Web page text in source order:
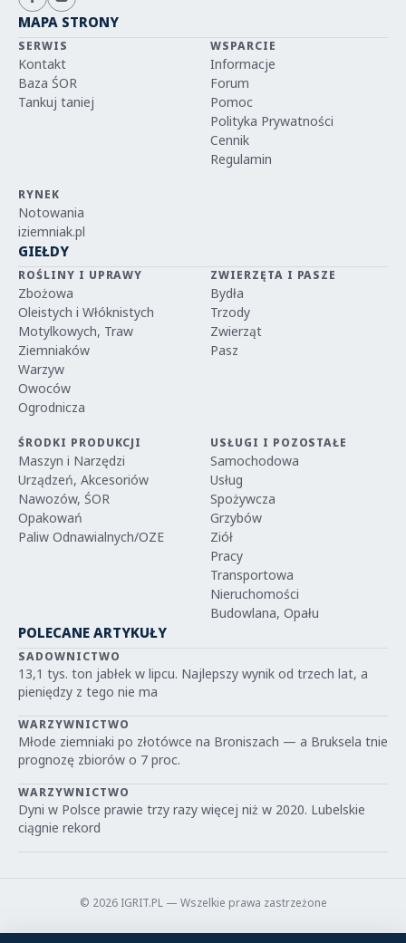
MAPA STRONY
SERWIS
Kontakt
Baza ŚOR
Tankuj taniej
WSPARCIE
Informacje
Forum
Pomoc
Polityka Prywatności
Cennik
Regulamin
RYNEK
Notowania
iziemniak.pl
GIEŁDY
ROŚLINY I UPRAWY
Zbożowa
Oleistych i Włóknistych
Motylkowych, Traw
Ziemniaków
Warzyw
Owoców
Ogrodnicza
ZWIERZĘTA I PASZE
Bydła
Trzody
Zwierząt
Pasz
ŚRODKI PRODUKCJI
Maszyn i Narzędzi
Urządzeń, Akcesoriów
Nawozów, ŚOR
Opakowań
Paliw Odnawialnych/OZE
USŁUGI I POZOSTAŁE
Samochodowa
Usług
Spożywcza
Grzybów
Ziół
Pracy
Transportowa
Nieruchomości
Budowlana, Opału
POLECANE ARTYKUŁY
SADOWNICTWO
13,1 tys. ton jabłek w lipcu. Najlepszy wynik od trzech lat, a
pieniędzy z tego nie ma
WARZYWNICTWO
Młode ziemniaki po złotówce na Broniszach — a Bruksela tnie
prognozę zbiorów o 7 proc.
WARZYWNICTWO
Dyni w Polsce prawie trzy razy więcej niż w 2020. Lubelskie
ciągnie rekord
© 2026 IGRIT.PL — Wszelkie prawa zastrzeżone